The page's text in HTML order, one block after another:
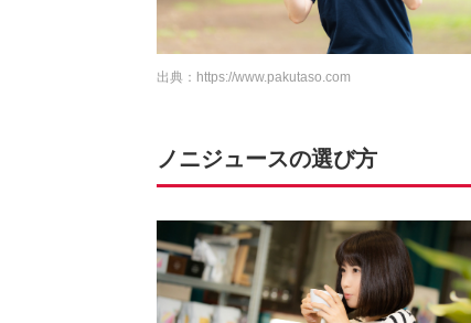
出典： https://www.pakutaso.com
ノニジュースの選び方